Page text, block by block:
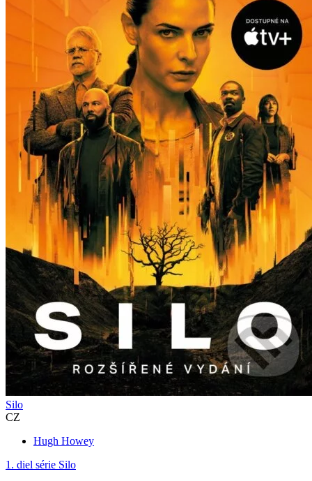
Silo
CZ
Hugh Howey
1. diel série Silo